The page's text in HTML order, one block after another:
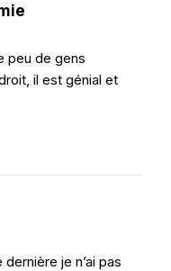
peu de gens
il est génial et
dernière je n’ai pas